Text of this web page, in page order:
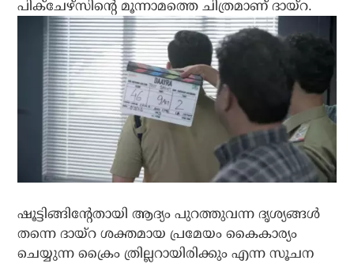
പിക്‌ചേഴ്‌സിന്റെ മൂന്നാമത്തെ ചിത്രമാണ് ദായ്‌റ.
ഷൂട്ടിങ്ങിന്റേതായി ആദ്യം പുറത്തുവന്ന ദൃശ്യങ്ങള്‍
തന്നെ ദായ്‌റ ശക്തമായ പ്രമേയം കൈകാര്യം
ചെയ്യുന്ന ക്രൈം ത്രില്ലറായിരിക്കും എന്ന സൂചന